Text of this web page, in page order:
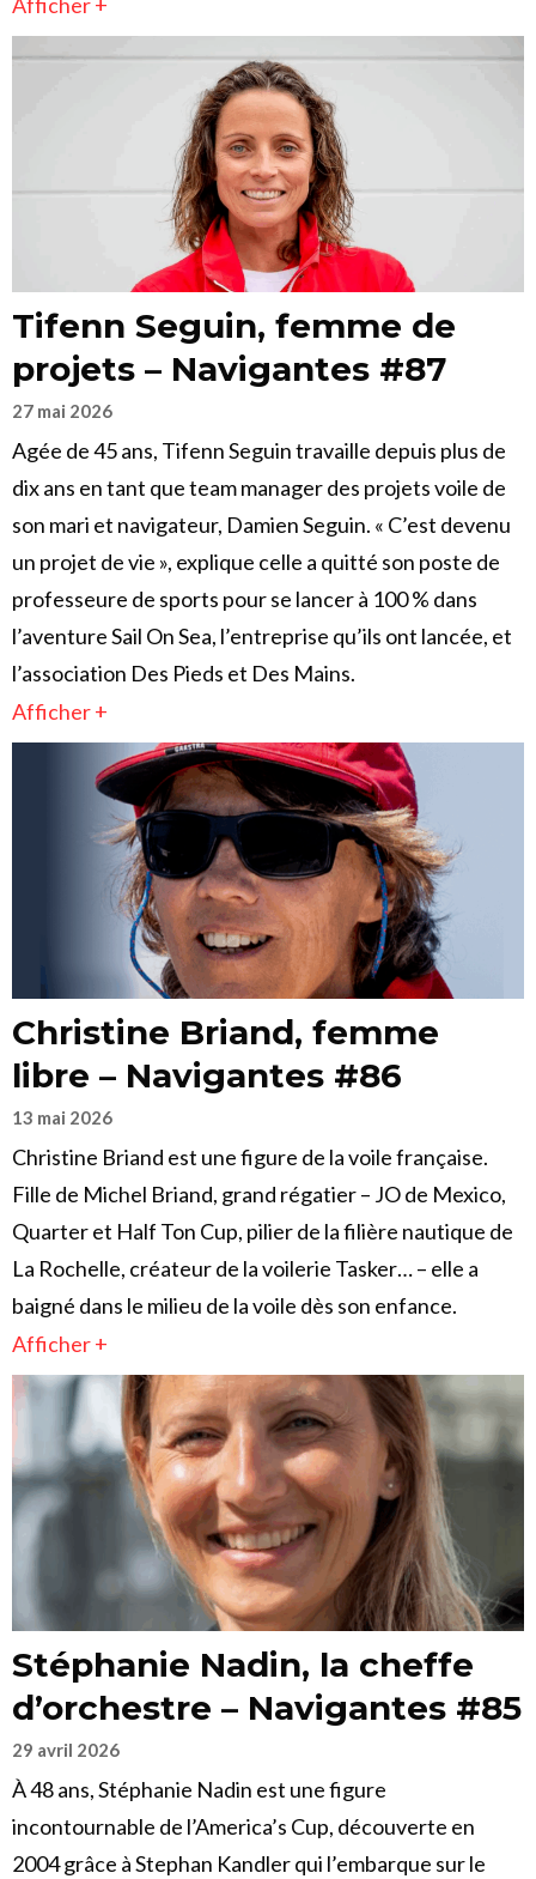
Tifenn Seguin, femme de
projets – Navigantes #87
27 mai 2026
Agée de 45 ans, Tifenn Seguin travaille depuis plus de
dix ans en tant que team manager des projets voile de
son mari et navigateur, Damien Seguin. « C’est devenu
un projet de vie », explique celle a quitté son poste de
professeure de sports pour se lancer à 100 % dans
l’aventure Sail On Sea, l’entreprise qu’ils ont lancée, et
l’association Des Pieds et Des Mains.
Afficher +
Christine Briand, femme
libre – Navigantes #86
13 mai 2026
Christine Briand est une figure de la voile française.
Fille de Michel Briand, grand régatier – JO de Mexico,
Quarter et Half Ton Cup, pilier de la filière nautique de
La Rochelle, créateur de la voilerie Tasker… – elle a
baigné dans le milieu de la voile dès son enfance.
Afficher +
Stéphanie Nadin, la cheffe
d’orchestre – Navigantes #85
29 avril 2026
À 48 ans, Stéphanie Nadin est une figure
incontournable de l’America’s Cup, découverte en
2004 grâce à Stephan Kandler qui l’embarque sur le